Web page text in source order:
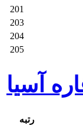
201
203
204
205
آسیا
رتبه